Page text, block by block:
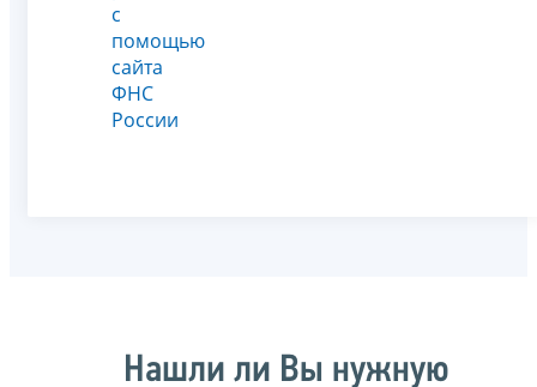
с
помощью
сайта
ФНС
России
Нашли ли Вы нужную